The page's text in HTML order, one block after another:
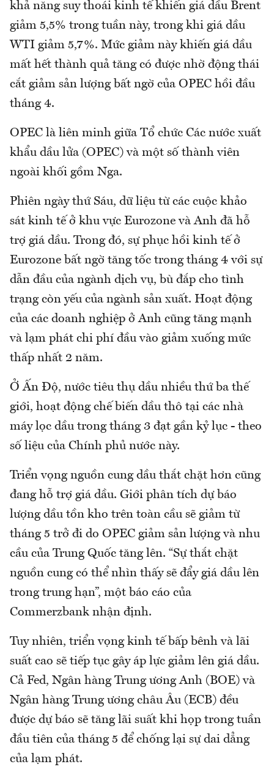
khả năng suy thoái kinh tế khiến giá dầu Brent
giảm 5,5% trong tuần này, trong khi giá dầu
WTI giảm 5,7%. Mức giảm này khiến giá dầu
mất hết thành quả tăng có được nhờ động thái
cắt giảm sản lượng bất ngờ của OPEC hồi đầu
tháng 4.
OPEC là liên minh giữa Tổ chức Các nước xuất
khẩu dầu lửa (OPEC) và một số thành viên
ngoài khối gồm Nga.
Phiên ngày thứ Sáu, dữ liệu từ các cuộc khảo
sát kinh tế ở khu vực Eurozone và Anh đã hỗ
trợ giá dầu. Trong đó, sự phục hồi kinh tế ở
Eurozone bất ngờ tăng tốc trong tháng 4 với sự
dẫn đầu của ngành dịch vụ, bù đắp cho tình
trạng còn yếu của ngành sản xuất. Hoạt động
của các doanh nghiệp ở Anh cũng tăng mạnh
và lạm phát chi phí đầu vào giảm xuống mức
thấp nhất 2 năm.
Ở Ấn Độ, nước tiêu thụ dầu nhiều thứ ba thế
giới, hoạt động chế biến dầu thô tại các nhà
máy lọc dầu trong tháng 3 đạt gần kỷ lục - theo
số liệu của Chính phủ nước này.
Triển vọng nguồn cung dầu thắt chặt hơn cũng
đang hỗ trợ giá dầu. Giới phân tích dự báo
lượng dầu tồn kho trên toàn cầu sẽ giảm từ
tháng 5 trở đi do OPEC giảm sản lượng và nhu
cầu của Trung Quốc tăng lên. “Sự thắt chặt
nguồn cung có thể nhìn thấy sẽ đẩy giá dầu lên
trong trung hạn”, một báo cáo của
Commerzbank nhận định.
Tuy nhiên, triển vọng kinh tế bấp bênh và lãi
suất cao sẽ tiếp tục gây áp lực giảm lên giá dầu.
Cả Fed, Ngân hàng Trung ương Anh (BOE) và
Ngân hàng Trung ương châu Âu (ECB) đều
được dự báo sẽ tăng lãi suất khi họp trong tuần
đầu tiên của tháng 5 để chống lại sự dai dẳng
của lạm phát.